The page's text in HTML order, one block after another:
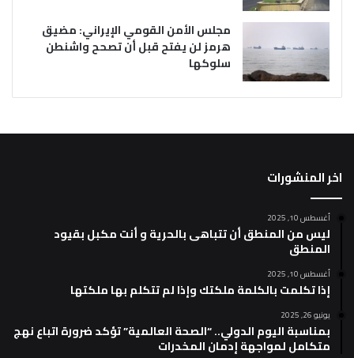
مجلس الأمن القومي الإيراني: مضيق
هرمز لن يفتح قبل أن تصحح واشنطن
سلوكها
اخر المنشورات
أغسطس 10, 2025
ليس من المنطق أن تتباهى بالحرية و أنت مكبل بقيود
المنطق
أغسطس 10, 2025
إذا تكلمت بالكلمة ملكتك وإذا لم تتكلم بها ملكتها
يونيو 26, 2025
بمناسبة اليوم الدولي.. “الصحة العالمية” تؤكد ضرورة اتباع نهج
متكامل لمواجهة إدمان المخدرات